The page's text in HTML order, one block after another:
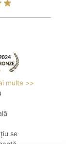
multe >>
se